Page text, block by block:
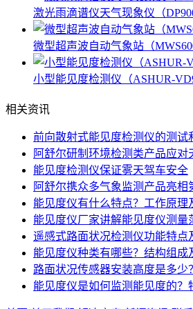
激光雨滴谱仪天气现象仪（
微型超声波自动气象站（
小型能见度检测仪（ASHUR-
相关资讯
前向散射式能见度检测仪的测试
阿舒尔研制环境检测类产品应对
能见度检测仪保证雾天驾车安全
阿舒尔携众多气象监测产品亮
能见度仪有什么特点？工作原理
能见度仪厂家讲解能见度仪测量
遥感式路面状况检测仪功能特点
能见度仪种类有哪些？结构组成
路面状况传感器安装高度是多少
能见度仪是如何监测能见度的？